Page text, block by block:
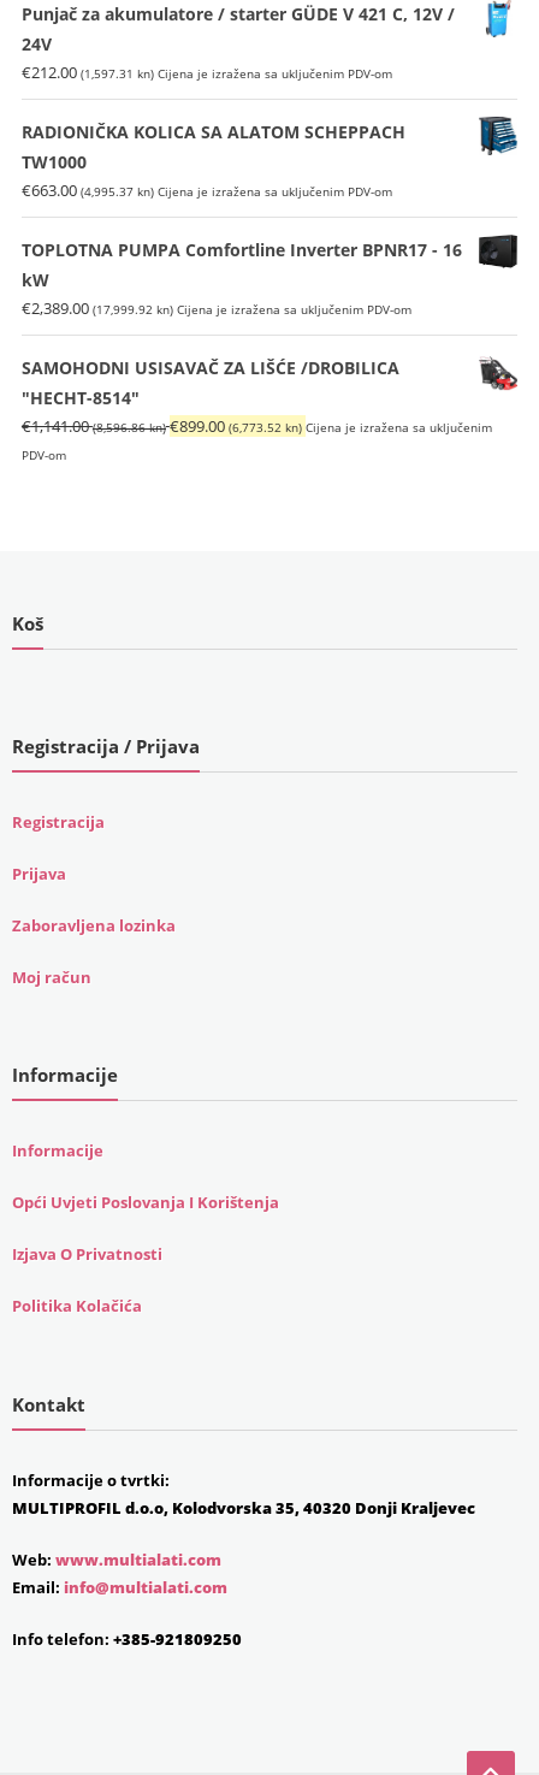
Punjač za akumulatore / starter GÜDE V 421 C, 12V /
24V
€212.00 (1,597.31 kn) Cijena je izražena sa uključenim PDV-om
RADIONIČKA KOLICA SA ALATOM SCHEPPACH
TW1000
€663.00 (4,995.37 kn) Cijena je izražena sa uključenim PDV-om
TOPLOTNA PUMPA Comfortline Inverter BPNR17 - 16
kW
€2,389.00 (17,999.92 kn) Cijena je izražena sa uključenim PDV-om
SAMOHODNI USISAVAČ ZA LIŠĆE /DROBILICA
"HECHT-8514"
€1,141.00 (8,596.86 kn)Izvorna
€899.00 (6,773.52 kn) Trenutna
Cijena je izražena sa uključenim
PDV-om
Koš
Registracija / Prijava
Registracija
Prijava
Zaboravljena lozinka
Moj račun
Informacije
Informacije
Opći Uvjeti Poslovanja I Korištenja
Izjava O Privatnosti
Politika Kolačića
Kontakt
Informacije o tvrtki:
MULTIPROFIL d.o.o, Kolodvorska 35, 40320 Donji Kraljevec
Web: www.multialati.com
Email: info@multialati.com
Info telefon: +385-921809250